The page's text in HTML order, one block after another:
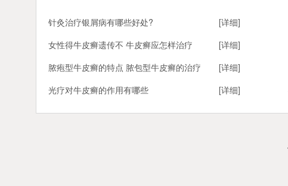
针灸治疗银屑病有哪些好处? [详细]
女性得牛皮癣遗传不 牛皮癣应怎样治疗
[详细]
脓疱型牛皮癣的特点 脓包型牛皮癣的治疗
[详细]
光疗对牛皮癣的作用有哪些
[详细]